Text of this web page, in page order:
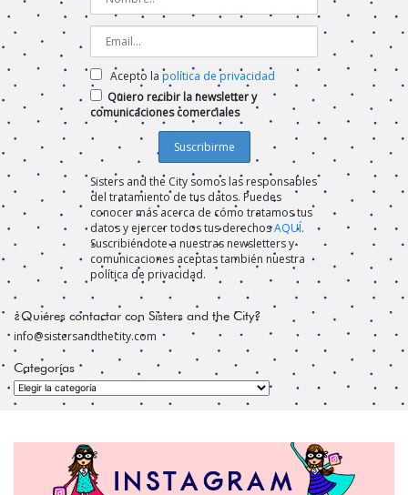
Acepto la política de privacidad
Quiero recibir la newsletter y
comunicaciones comerciales
Sisters and the City somos las responsables
del tratamiento de tus datos. Puedes
conocer más acerca de cómo tratamos tus
datos y ejercer todos tus derechosAQUÍ.
Suscribiéndote a nuestras newsletters y
comunicaciones aceptas también nuestra
política de privacidad.
¿Quiéres contactar con Sisters and the City?
info@sistersandthecity.com
Categorías
Categorías